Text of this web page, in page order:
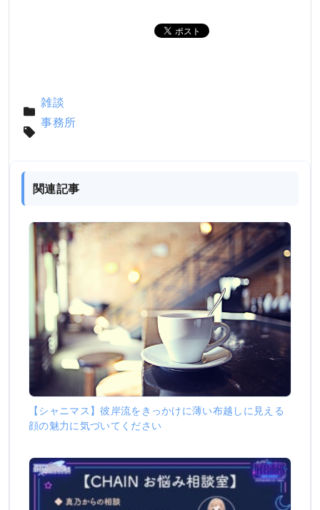
雑談
事務所
関連記事
【シャニマス】彼岸流をきっかけに薄い布越しに見える
顔の魅力に気づいてください